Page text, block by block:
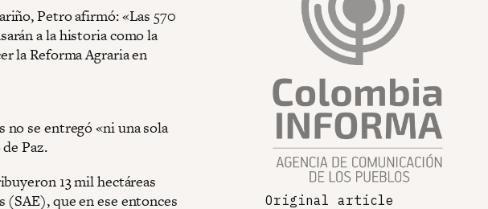
Petro afirmó: «Las 570
a la historia como la
la Reforma Agraria en
no se entregó «ni una sola
Paz.
13 mil hectáreas
(SAE), que en ese entonces
Original article